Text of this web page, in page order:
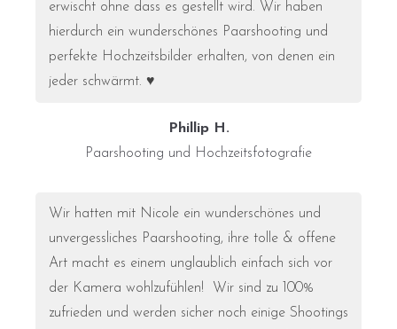
erwischt ohne dass es gestellt wird. Wir haben
hierdurch ein wunderschönes Paarshooting und
perfekte Hochzeitsbilder erhalten, von denen ein
jeder schwärmt. ♥
Phillip H.
Paarshooting und Hochzeitsfotografie
Wir hatten mit Nicole ein wunderschönes und
unvergessliches Paarshooting, ihre tolle & offene
Art macht es einem unglaublich einfach sich vor
der Kamera wohlzufühlen!
Wir sind zu 100%
zufrieden und werden sicher noch einige Shootings